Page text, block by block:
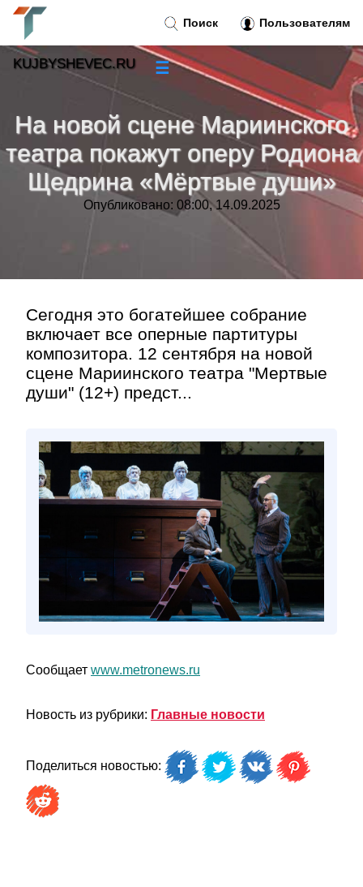
На новой сцене Мариинского
театра покажут оперу Родиона
Щедрина «Мёртвые души»
Опубликовано: 08:00, 14.09.2025
Сегодня это богатейшее собрание
включает все оперные партитуры
композитора. 12 сентября на новой
сцене Мариинского театра "Мертвые
души" (12+) предст...
Сообщает www.metronews.ru
Новость из рубрики: Главные новости
Поделиться новостью:
Поиск Пользователям
KUJBYSHEVEC.RU ☰
Новости»
Тренды новостей»
Рубрики»
Контакт»